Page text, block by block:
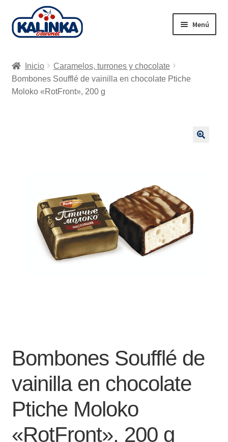
Ir
a
Ir
al
Menú
Tienda en línea
Inicio
Caramelos, turrones y chocolate
Bombones Soufflé de vainilla en chocolate Ptiche
Moloko «RotFront», 200 g
Bombones Soufflé de
vainilla en chocolate
Ptiche Moloko
«RotFront», 200 g